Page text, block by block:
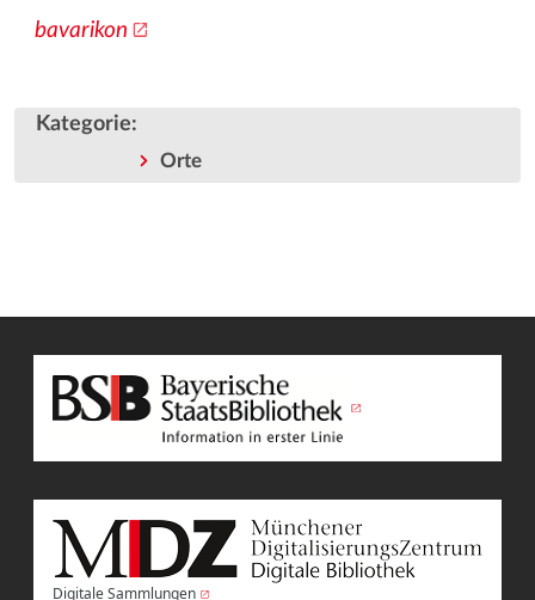
bavarikon
Kategorie:
Orte
Digitale Sammlungen